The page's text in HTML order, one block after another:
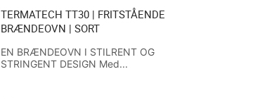
TERMATECH TT30 | FRITSTÅENDE
BRÆNDEOVN | SORT
EN BRÆNDEOVN I STILRENT OG
STRINGENT DESIGN Med...